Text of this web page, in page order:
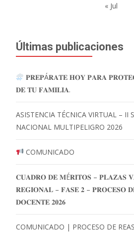
« Jul
Últimas publicaciones
𝐏𝐑𝐄𝐏Á𝐑𝐀𝐓𝐄 𝐇𝐎𝐘 𝐏𝐀𝐑𝐀
𝐃𝐄 𝐓𝐔 𝐅𝐀𝐌𝐈𝐋𝐈𝐀.
ASISTENCIA TÉCNICA VIRTUAL – II
NACIONAL MULTIPELIGRO 2026
COMUNICADO
𝐂𝐔𝐀𝐃𝐑𝐎 𝐃𝐄 𝐌É𝐑𝐈𝐓𝐎𝐒 – 𝐏𝐋𝐀𝐙𝐀𝐒
𝐑𝐄𝐆𝐈𝐎𝐍𝐀𝐋 – 𝐅𝐀𝐒𝐄 𝟐 – 𝐏𝐑𝐎𝐂𝐄𝐒𝐎
𝐃𝐎𝐂𝐄𝐍𝐓𝐄 𝟐𝟎𝟐𝟔
COMUNICADO | PROCESO DE